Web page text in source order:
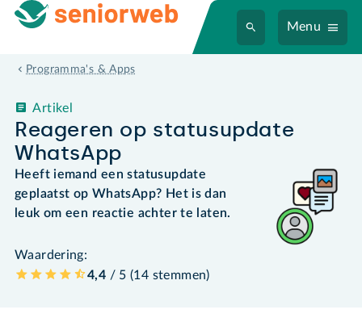
Menu
Programma's & Apps
Reageren op statusupdate
WhatsApp
Artikel
Heeft iemand een statusupdate
geplaatst op WhatsApp? Het is dan
leuk om een reactie achter te laten.
Waardering:
4,4 / 5 (14 stemmen)